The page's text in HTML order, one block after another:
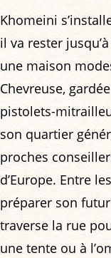
Khomeini
il va rester
une maison
Chevreuse,
pistolets-
son quartier
proches
d’Europe. Entre
préparer son
traverse la rue
une tente ou à